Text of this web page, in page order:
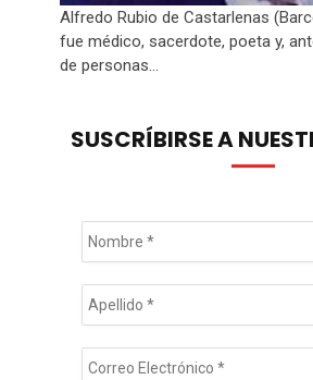
Alfredo Rubio de Castarlenas
fue médico, sacerdote, poeta y,
de personas...
SUSCRÍBIRSE A